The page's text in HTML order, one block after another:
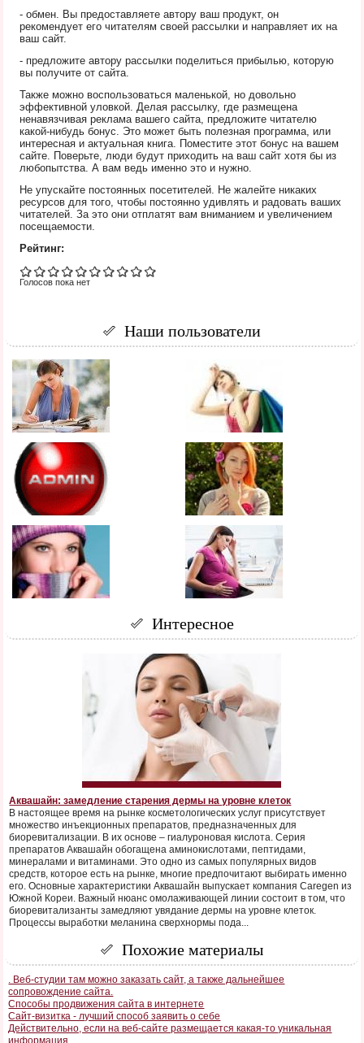
- обмен. Вы предоставляете автору ваш продукт, он
рекомендует его читателям своей рассылки и направляет их на
ваш сайт.
- предложите автору рассылки поделиться прибылью, которую
вы получите от сайта.
Также можно воспользоваться маленькой, но довольно
эффективной уловкой. Делая рассылку, где размещена
ненавязчивая реклама вашего сайта, предложите читателю
какой-нибудь бонус. Это может быть полезная программа, или
интересная и актуальная книга. Поместите этот бонус на вашем
сайте. Поверьте, люди будут приходить на ваш сайт хотя бы из
любопытства. А вам ведь именно это и нужно.
Не упускайте постоянных посетителей. Не жалейте никаких
ресурсов для того, чтобы постоянно удивлять и радовать ваших
читателей. За это они отплатят вам вниманием и увеличением
посещаемости.
Рейтинг:
Голосов пока нет
Наши пользователи
Интересное
Аквашайн: замедление старения дермы на уровне клеток
В настоящее время на рынке косметологических услуг присутствует
множество инъекционных препаратов, предназначенных для
биоревитализации. В их основе – гиалуроновая кислота. Серия
препаратов Аквашайн обогащена аминокислотами, пептидами,
минералами и витаминами. Это одно из самых популярных видов
средств, которое есть на рынке, многие предпочитают выбирать именно
его. Основные характеристики Аквашайн выпускает компания Caregen из
Южной Кореи. Важный нюанс омолаживающей линии состоит в том, что
биоревитализанты замедляют увядание дермы на уровне клеток.
Процессы выработки меланина сверхнормы пода...
Похожие материалы
. Веб-студии там можно заказать сайт, а также дальнейшее
сопровождение сайта.
Способы продвижения сайта в интернете
Сайт-визитка - лучший способ заявить о себе
Действительно, если на веб-сайте размещается какая-то уникальная